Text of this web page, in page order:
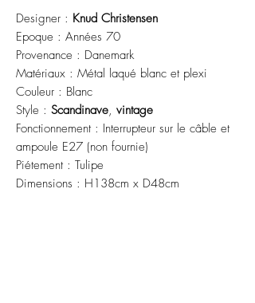
Designer : Knud Christensen
Epoque : Années 70
Provenance : Danemark
Matériaux : Métal laqué blanc et plexi
Couleur : Blanc
Style : Scandinave, vintage
Fonctionnement : Interrupteur sur le câble et
ampoule E27 (non fournie)
Piétement : Tulipe
Dimensions : H138cm x D48cm